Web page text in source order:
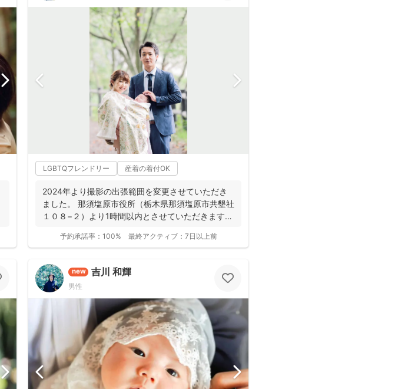
LGBTQフレンドリー 産着の着付OK
2024年より撮影の出張範囲を変更させていただき
ました。 那須塩原市役所（栃木県那須塩原市共墾社
１０８−２）より1時間以内とさせていただきます。
予約承諾率： 100% 最終アクティブ： 7日以上前
new 吉川 和輝
男性